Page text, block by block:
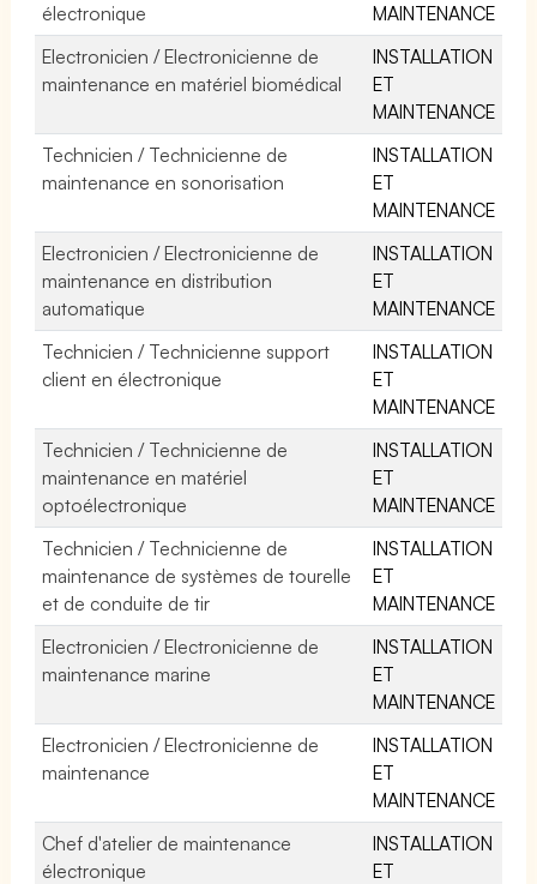
électronique
MAINTENANCE
Electronicien / Electronicienne de
maintenance en matériel biomédical
INSTALLATION
ET
MAINTENANCE
Technicien / Technicienne de
maintenance en sonorisation
INSTALLATION
ET
MAINTENANCE
Electronicien / Electronicienne de
maintenance en distribution
automatique
INSTALLATION
ET
MAINTENANCE
Technicien / Technicienne support
client en électronique
INSTALLATION
ET
MAINTENANCE
Technicien / Technicienne de
maintenance en matériel
optoélectronique
INSTALLATION
ET
MAINTENANCE
Technicien / Technicienne de
maintenance de systèmes de tourelle
et de conduite de tir
INSTALLATION
ET
MAINTENANCE
Electronicien / Electronicienne de
maintenance marine
INSTALLATION
ET
MAINTENANCE
Electronicien / Electronicienne de
maintenance
INSTALLATION
ET
MAINTENANCE
Chef d'atelier de maintenance
électronique
INSTALLATION
ET